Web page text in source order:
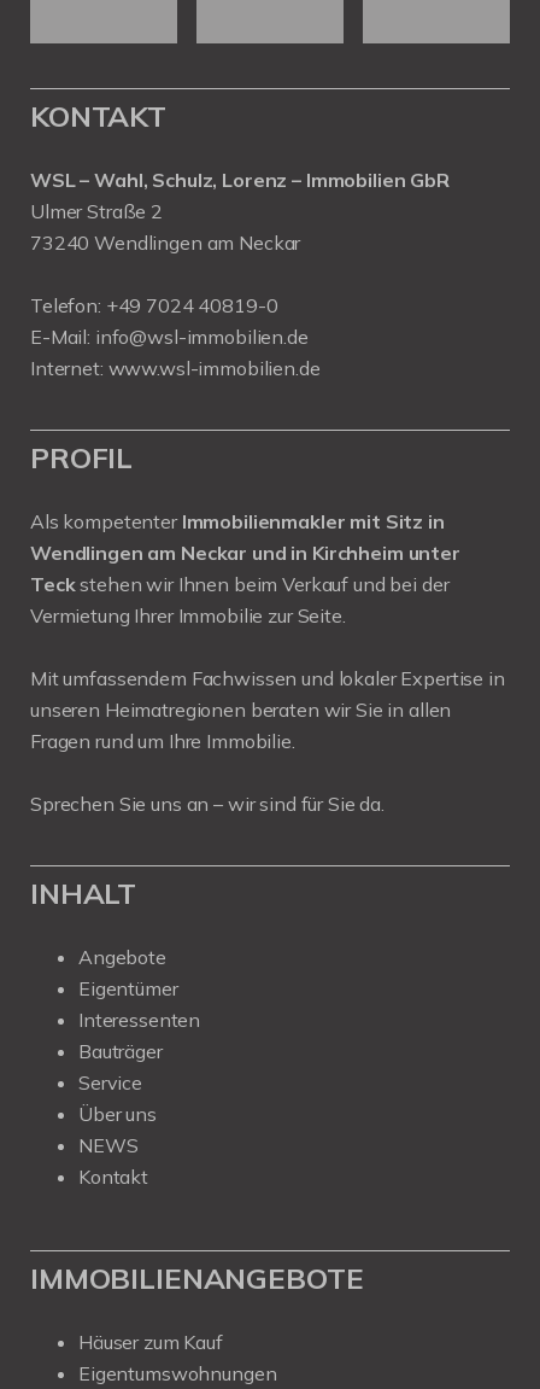
KONTAKT
WSL – Wahl, Schulz, Lorenz – Immobilien GbR
Ulmer Straße 2
73240 Wendlingen am Neckar
Telefon: +49 7024 40819-0
E-Mail: info@wsl-immobilien.de
Internet: www.wsl-immobilien.de
PROFIL
Als kompetenter Immobilienmakler mit Sitz in
Wendlingen am Neckar und in Kirchheim unter
Teckstehen wir Ihnen beim Verkauf und bei der
Vermietung Ihrer Immobilie zur Seite.
Mit umfassendem Fachwissen und lokaler Expertise in
unseren Heimatregionen beraten wir Sie in allen
Fragen rund um Ihre Immobilie.
Sprechen Sie uns an – wir sind für Sie da.
INHALT
Angebote
Eigentümer
Interessenten
Bauträger
Service
Über uns
NEWS
Kontakt
IMMOBILIENANGEBOTE
Häuser zum Kauf
Eigentumswohnungen